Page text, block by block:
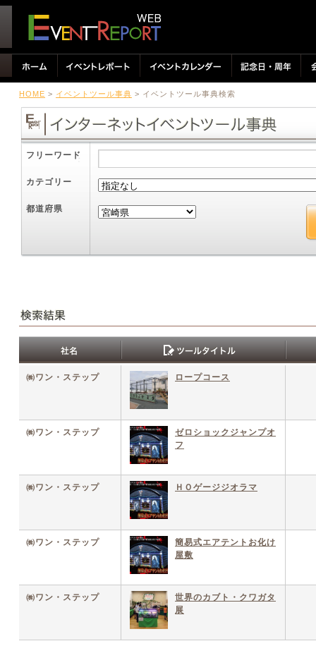
HOME > イベントツール事典 > イベントツール事典検索
フリーワード
カテゴリー
都道府県
㈱ワン・ステップ ロープコース
㈱ワン・ステップ
ゼロショックジャンプオ
フ
㈱ワン・ステップ ＨＯゲージジオラマ
㈱ワン・ステップ
簡易式エアテントお化け
屋敷
㈱ワン・ステップ
世界のカブト・クワガタ
展